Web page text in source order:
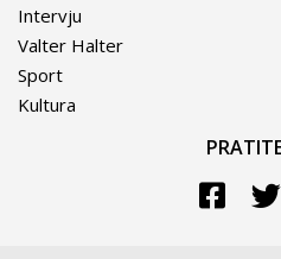
Intervju
Valter Halter
Sport
Kultura